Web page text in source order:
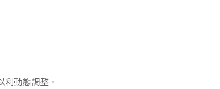
動態調整。